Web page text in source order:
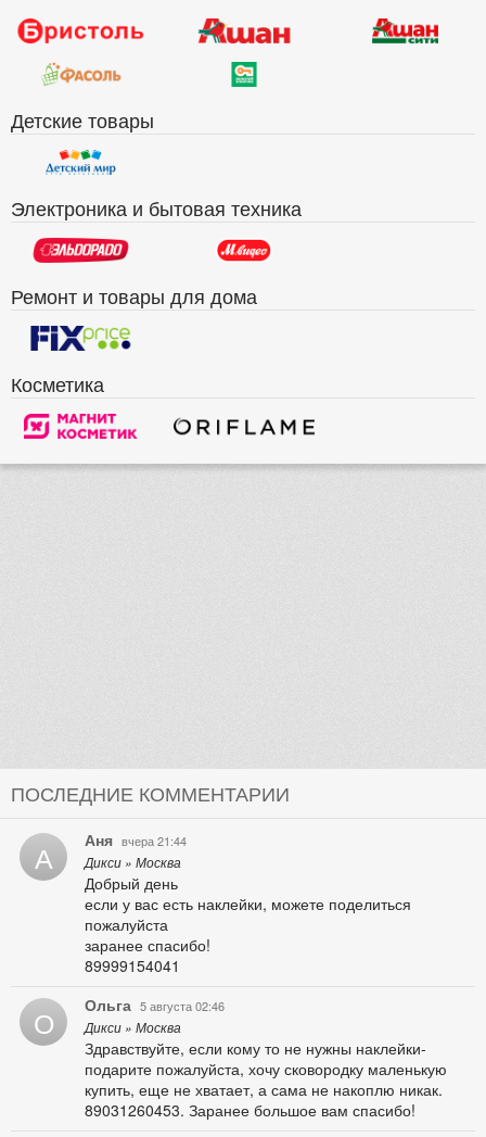
Детские товары
Электроника и бытовая техника
Ремонт и товары для дома
Косметика
ПОСЛЕДНИЕ КОММЕНТАРИИ
А Аня вчера 21:44
Дикси » Москва
Добрый день
если у вас есть наклейки, можете поделиться
пожалуйста
заранее спасибо!
89999154041
О Ольга 5 августа 02:46
Дикси » Москва
Здравствуйте, если кому то не нужны наклейки-
подарите пожалуйста, хочу сковородку маленькую
купить, еще не хватает, а сама не накоплю никак.
89031260453. Заранее большое вам спасибо!